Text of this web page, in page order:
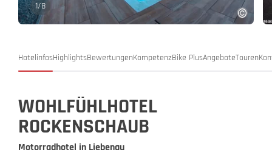
1/8
HotelinfosHighlightsBewertungenKompetenzBike PlusAngeboteTouren
WOHLFÜHLHOTEL
ROCKENSCHAUB
Motorradhotel in Liebenau